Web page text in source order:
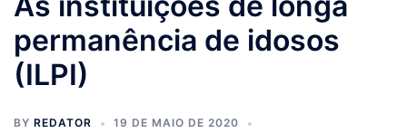
permanência de idosos
(ILPI)
BY REDATOR
19 DE MAIO DE 2020